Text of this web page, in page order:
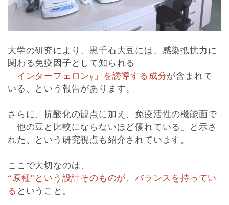
大学の研究により、黒千石大豆には、感染抵抗力に
関わる免疫因子として知られる
「インターフェロンγ」を誘導する成分が含まれて
いる、という報告があります。
さらに、抗酸化の観点に加え、免疫活性の機能面で
「他の豆と比較にならないほど優れている」と示さ
れた、という研究視点も紹介されています。
ここで大切なのは、
“原種”という設計そのものが、バランスを持ってい
る ということ。